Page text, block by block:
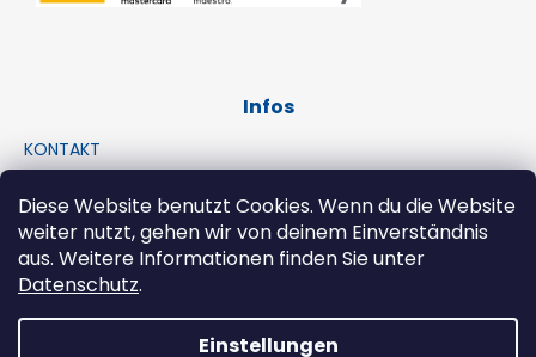
Diese Website benutzt Cookies. Wenn du die Website
weiter nutzt, gehen wir von deinem Einverständnis
aus. Weitere Informationen finden Sie unter
Datenschutz.
Einstellungen
Infos
KONTAKT
IMPRESSUM
AGB
Datenschutzerklärung
Widerrufsbelehrung
E-shop in English